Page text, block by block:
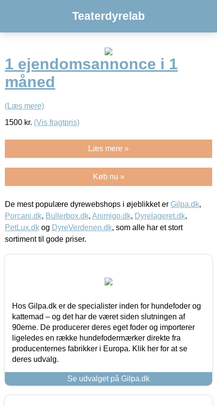
Teaterdyrelab
1 ejendomsannonce i 1
måned
(Læs mere)
1500 kr. (Vis fragtpris)
Læs mere »
Køb nu »
De mest populære dyrewebshops i øjeblikket er Gilpa.dk,
Porcani.dk, Bullerbox.dk, Animigo.dk, Dyrelageret.dk,
PetLux.dk og DyreVerdenen.dk, som alle har et stort
sortiment til gode priser.
Hos Gilpa.dk er de specialister inden for hundefoder og
kattemad – og det har de været siden slutningen af
90erne. De producerer deres eget foder og importerer
ligeledes en række hundefodermærker direkte fra
producenternes fabrikker i Europa. Klik her for at se
deres udvalg.
Se udvalget på Gilpa.dk